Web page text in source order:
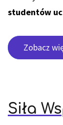
studentów
Zobacz
Siła